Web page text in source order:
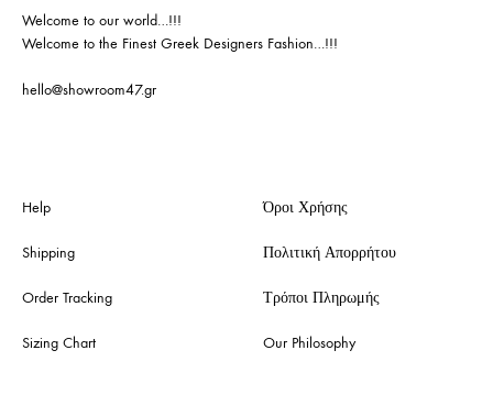
Welcome to our world…!!!
Welcome to the Finest Greek Designers Fashion…!!!
hello@showroom47.gr
Help
Shipping
Order Tracking
Sizing Chart
Όροι Χρήσης
Πολιτική Απορρήτου
Τρόποι Πληρωμής
Our Philosophy